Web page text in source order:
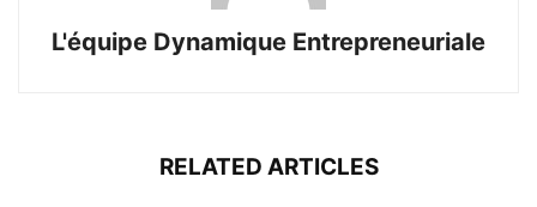
L'équipe Dynamique Entrepreneuriale
RELATED ARTICLES